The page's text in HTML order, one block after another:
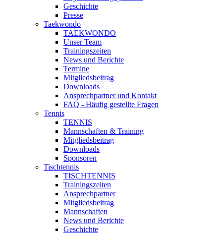
Geschichte
Presse
Taekwondo
TAEKWONDO
Unser Team
Trainingszeiten
News und Berichte
Termine
Mitgliedsbeitrag
Downloads
Ansprechpartner und Kontakt
FAQ - Häufig gestellte Fragen
Tennis
TENNIS
Mannschaften & Training
Mitgliedsbeitrag
Downloads
Sponsoren
Tischtennis
TISCHTENNIS
Trainingszeiten
Ansprechpartner
Mitgliedsbeitrag
Mannschaften
News und Berichte
Geschichte